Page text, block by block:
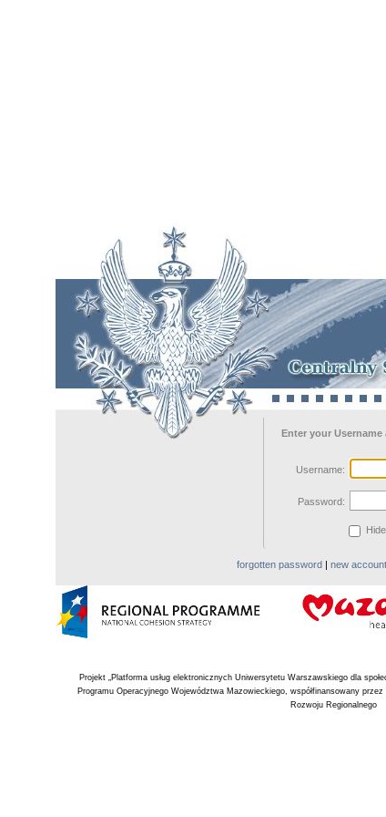
Enter your
Username:
Password:
forgotten password| new account
Projekt „Platforma usług elektronicznych Uniwersytetu Warszawskiego dla
Programu Operacyjnego Województwa Mazowieckiego, współfinansowany
Rozwoju Regionalnego